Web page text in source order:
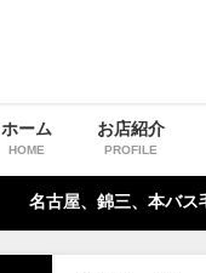
ホーム
HOME
お店紹介
PROFILE
名古屋、錦三、本バス